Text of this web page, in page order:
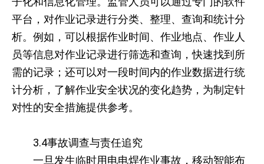
平台，对作业记录进行分类、整理、查询和统计分
析。例如，可以根据作业时间、作业地点、作业人
员等信息对作业记录进行筛选和查询，快速找到所
需的记录；还可以对一段时间内的作业数据进行统
计分析，了解作业安全状况的变化趋势，为制定针
对性的安全措施提供参考。
3.4事故调查与责任追究
一旦发生临时用电电焊作业事故，移动智能布